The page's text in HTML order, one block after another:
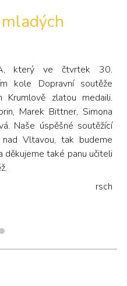
který ve čtvrtek 30.
kole Dopravní soutěže
zlatou medaili.
Marek Bittner, Simona
Naše úspěšné soutěžící
Vltavou, tak budeme
děkujeme také panu učiteli
rsch